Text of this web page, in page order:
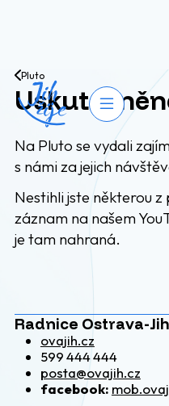
Přejít na obsah
Otevřít
Pluto
Na Pluto se vydali
s námi za jejich
Nestihli jste některou
záznam na našem
je tam nahraná.
Radnice Ostrava-Jih
ovajih.cz
599 444 444
posta@ovajih.cz
facebook: